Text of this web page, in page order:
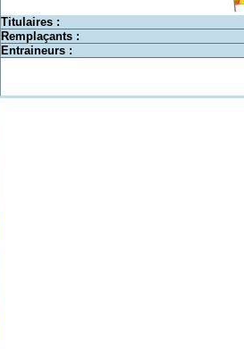
Titulaires :
Remplaçants :
Entraineurs :